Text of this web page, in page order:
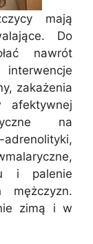
mają
Do
nawrót
interwencje
zakażenia
afektywnej
na
i palenie
mężczyzn.
zimą i w